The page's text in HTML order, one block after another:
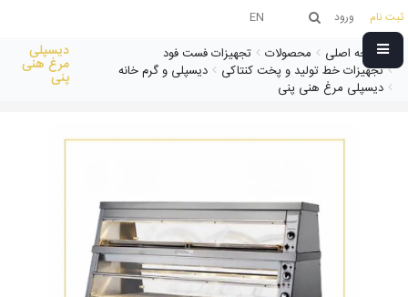
ثبت نام ورود EN
صفحه اصلی محصولات
تجهیزات فست فود
تجهیزات خط تولید و پخت کنتاکی
دیسپلی و گرم خانه
دیسپلی مرغ هنی پنی
دیسپلی
مرغ هنی
پنی